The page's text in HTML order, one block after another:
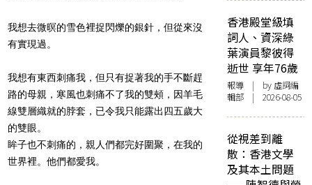
我想去微暝的雪色裡捉閃爍的銀針，但從來沒
有實現過。
我想有東西刺痛我，但只有捉著我的手不斷趕
路的母親，寒風也刺痛不了我的雙頰，因羊毛
線雙層織就的脖套，已令我只能露出四五歲大
的雙眼。
眸子也不刺痛的，親人們都完好圍聚，在我的
世界裡。他們都愛我。
香港殿堂級填
詞人、資深綠
葉演員黎彼得
逝世 享年76歲
報導 | by 虛詞編
輯部 | 2026-08-05
從視差到離
散：香港文學
及其本土問題